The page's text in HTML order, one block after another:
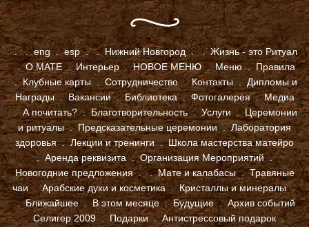
..eng.esp..Нижний Новгород..Жизнь - это Ритуал
.О МАТЕ.Интерьер.НОВОЕ МЕНЮ.Меню.Правила
.Клубные карты. Сотрудничество.Контакты .Дипломы и
Награды. Вакансии.Библиотека.Фотогалерея.Медиа
.А почитать?.Благотворительность. Услуги.Церемонии
и ритуалы.Предсказательные церемонии .Лаборатория
здоровья.Лекции и тренинги .Школа мастерства матейро
. Аренда реквизита.Организация Мероприятий.
Новогодние предложения..Мате и калабасы.Травяные
чаи.Арабские духи и косметика. Кристаллы и минералы.
.Ближайшее.В этом месяце.Будущие.Архив событий
.Селигер 2009 .Подарки.Антистрессовый подарок .